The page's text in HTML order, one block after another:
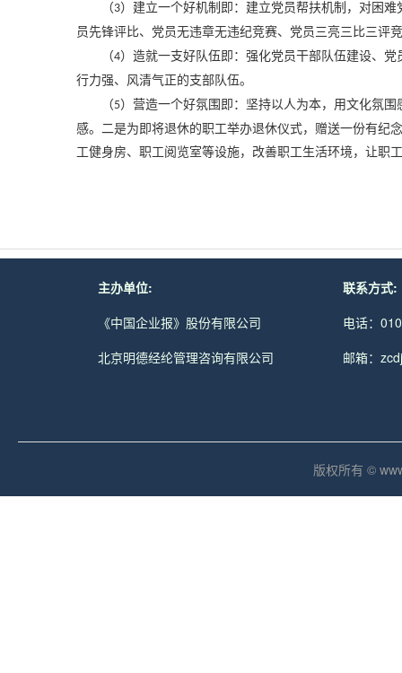
（3）建立一个好机制即：建立党员帮扶机制，对困
员先锋评比、党员无违章无违纪竞赛、党员三亮三比三评
（4）造就一支好队伍即：强化党员干部队伍建设、
行力强、风清气正的支部队伍。
（5）营造一个好氛围即：坚持以人为本，用文化氛
感。二是为即将退休的职工举办退休仪式，赠送一份有纪
工健身房、职工阅览室等设施，改善职工生活环境，让职
主办单位:
《中国企业报》股份有限公司
北京明德经纶管理咨询有限公司
联系方式:
电话：
邮箱：
版权所有 ©